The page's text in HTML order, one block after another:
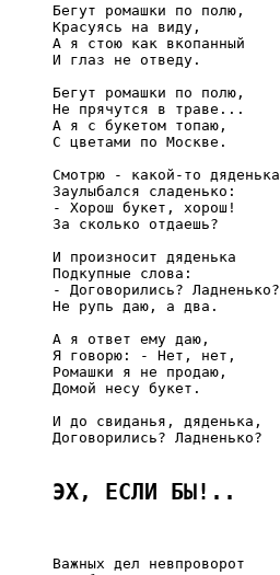
     Бегут ромашки по полю,
     Красуясь на виду,
     А я стою как вкопанный
     И глаз не отведу.
     Бегут ромашки по полю,
     Не прячутся в траве...
     А я с букетом топаю,
     С цветами по Москве.
     Смотрю - какой-то дяденька
     Заулыбался сладенько:
     - Хорош букет, хорош!
     За сколько отдаешь?
     И произносит дяденька
     Подкупные слова:
     - Договорились? Ладненько?
     Не рупь даю, а два.
     А я ответ ему даю,
     Я говорю: - Нет, нет,
     Ромашки я не продаю,
     Домой несу букет.
     И до свиданья, дяденька,
     Договорились? Ладненько?
ЭХ, ЕСЛИ БЫ!..
     Важных дел невпроворот